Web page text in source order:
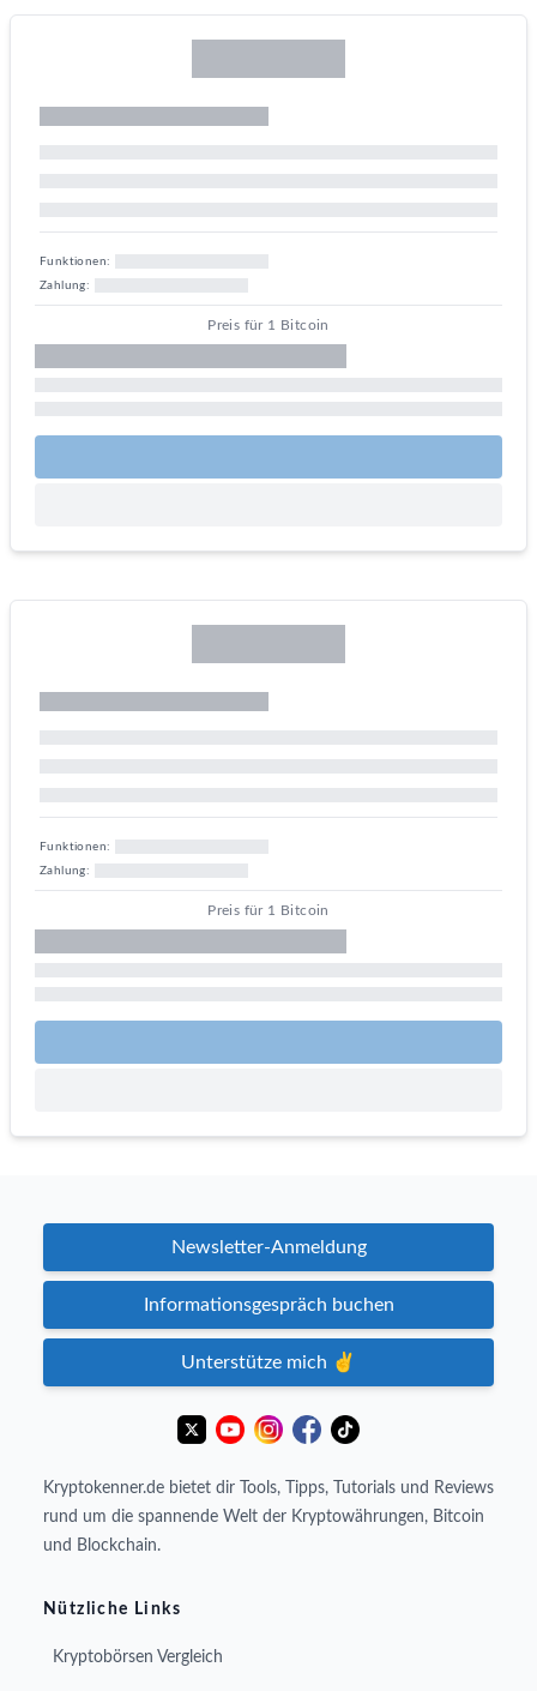
Funktionen:
Zahlung:
Preis für 1 Bitcoin
Funktionen:
Zahlung:
Preis für 1 Bitcoin
Newsletter-Anmeldung
Informationsgespräch buchen
Unterstütze mich ✌️
Kryptokenner.de bietet dir Tools, Tipps, Tutorials und Reviews
rund um die spannende Welt der Kryptowährungen, Bitcoin
und Blockchain.
Nützliche Links
Kryptobörsen Vergleich